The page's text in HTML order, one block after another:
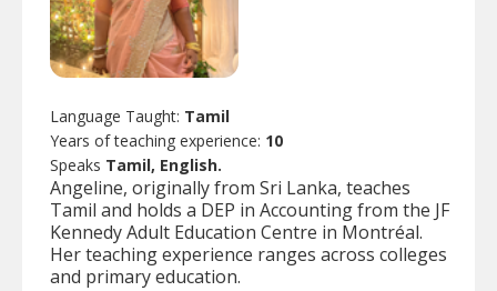
Language Taught: Tamil
Years of teaching experience: 10
Speaks Tamil, English.
Angeline, originally from Sri Lanka, teaches
Tamil and holds a DEP in Accounting from the JF
Kennedy Adult Education Centre in Montréal.
Her teaching experience ranges across colleges
and primary education.